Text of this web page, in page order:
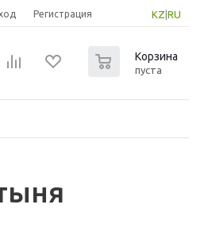
KZ RU
Регистрация
Корзина
пуста